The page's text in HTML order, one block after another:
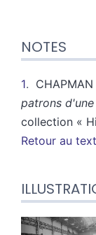
NOTES
1
patrons
collection «
Retour au